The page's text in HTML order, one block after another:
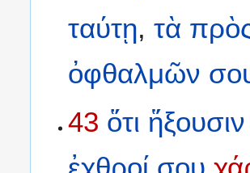
ταύτῃ,τὰ
ὀφθαλμῶν
43 ὅτι ἥξουσιν